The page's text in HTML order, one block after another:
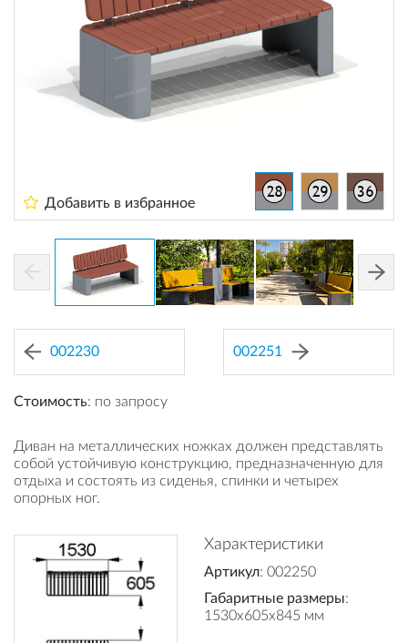
Добавить в избранное
002230 002251
Стоимость: по запросу
Диван на металлических ножках должен представлять
собой устойчивую конструкцию, предназначенную для
отдыха и состоять из сиденья, спинки и четырех
опорных ног.
Характеристики
Артикул: 002250
Габаритные размеры:
1530x605x845 мм